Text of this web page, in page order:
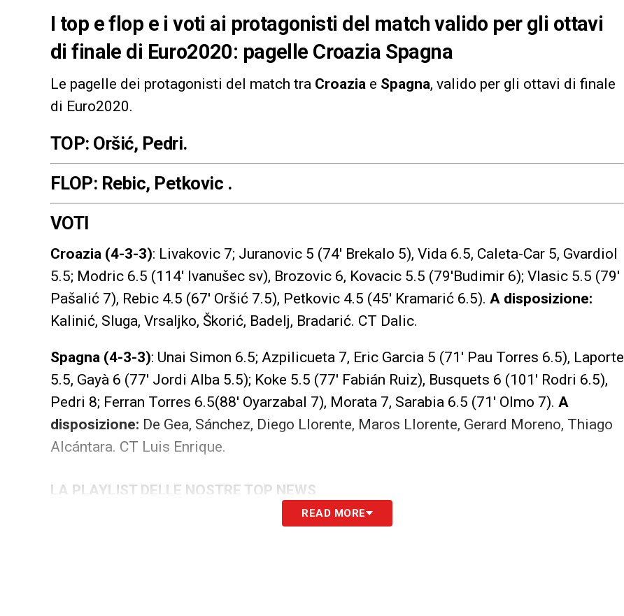
I top e flop e i voti ai protagonisti del match valido per gli ottavi
di finale di Euro2020: pagelle Croazia Spagna
Le pagelle dei protagonisti del match tra Croazia e Spagna, valido per gli ottavi di finale
di Euro2020.
TOP: Oršić, Pedri.
FLOP: Rebic, Petkovic .
VOTI
Croazia (4-3-3): Livakovic 7; Juranovic 5 (74′ Brekalo 5), Vida 6.5, Caleta-Car 5, Gvardiol
5.5; Modric 6.5 (114′ Ivanušec sv), Brozovic 6, Kovacic 5.5 (79′Budimir 6); Vlasic 5.5 (79′
Pašalić 7), Rebic 4.5 (67′ Oršić 7.5), Petkovic 4.5 (45′ Kramarić 6.5). A disposizione:
Kalinić, Sluga, Vrsaljko, Škorić, Badelj, Bradarić. CT Dalic.
Spagna (4-3-3): Unai Simon 6.5; Azpilicueta 7, Eric Garcia 5 (71′ Pau Torres 6.5), Laporte
5.5, Gayà 6 (77′ Jordi Alba 5.5); Koke 5.5 (77′ Fabián Ruiz), Busquets 6 (101′ Rodri 6.5),
Pedri 8; Ferran Torres 6.5(88′ Oyarzabal 7), Morata 7, Sarabia 6.5 (71′ Olmo 7). A
disposizione: De Gea, Sánchez, Diego Llorente, Maros Llorente, Gerard Moreno, Thiago
Alcántara. CT Luis Enrique.
LA PLAYLIST DELLE NOSTRE TOP NEWS
READ MORE